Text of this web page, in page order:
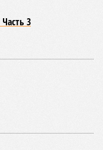
3